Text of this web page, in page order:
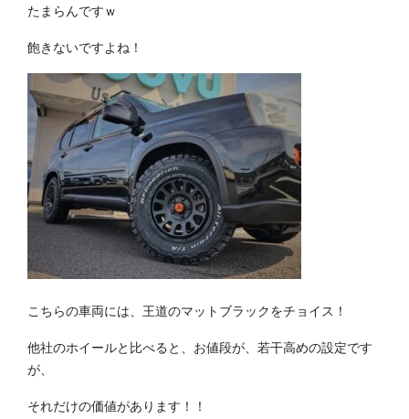
たまらんですｗ
飽きないですよね！
こちらの車両には、王道のマットブラックをチョイス！
他社のホイールと比べると、お値段が、若干高めの設定です
が、
それだけの価値があります！！